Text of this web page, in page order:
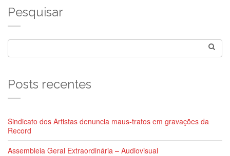
Pesquisar
Posts recentes
Sindicato dos Artistas denuncia maus-tratos em gravações da
Record
Assembleia Geral Extraordinária – Audiovisual